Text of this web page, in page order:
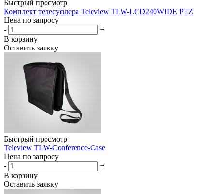
Быстрый просмотр
Комплект телесуфлера Teleview TLW-LCD240WIDE PTZ
Цена по запросу
-
+
В корзину
Оставить заявку
Быстрый просмотр
Teleview TLW-Conference-Case
Цена по запросу
-
+
В корзину
Оставить заявку